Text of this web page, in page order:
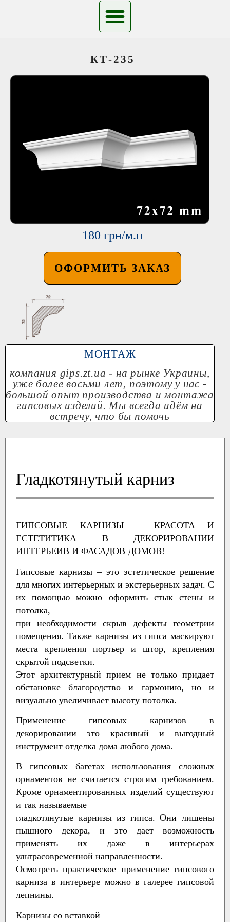
КТ-235
180 грн/м.п
ОФОРМИТЬ ЗАКАЗ
МОНТАЖ
компания gips.zt.ua - на рынке Украины,
уже более восьми лет, поэтому у нас -
большой опыт производства и монтажа
гипсовых изделий. Мы всегда идём на
встречу, что бы помочь
Гладкотянутый карниз
ГИПСОВЫЕ КАРНИЗЫ – КРАСОТА И
ЕСТЕТИТИКА В ДЕКОРИРОВАНИИ
ИНТЕРЬЕИВ И ФАСАДОВ ДОМОВ!
Гипсовые карнизы – это эстетическое решение
для многих интерьерных и экстерьерных задач. С
их помощью можно оформить стык стены и
потолка,
при необходимости скрыв дефекты геометрии
помещения. Также карнизы из гипса маскируют
места крепления портьер и штор, крепления
скрытой подсветки.
Этот архитектурный прием не только придает
обстановке благородство и гармонию, но и
визуально увеличивает высоту потолка.
Применение гипсовых карнизов в
декорировании это красивый и выгодный
инструмент отделка дома любого дома.
В гипсовых багетах использования сложных
орнаментов не считается строгим требованием.
Кроме орнаментированных изделий существуют
и так называемые
гладкотянутые карнизы из гипса. Они лишены
пышного декора, и это дает возможность
применять их даже в интерьерах
ультрасовременной направленности.
Осмотреть практическое применение гипсового
карниза в интерьере можно в галерее гипсовой
лепнины.
Карнизы со вставкой